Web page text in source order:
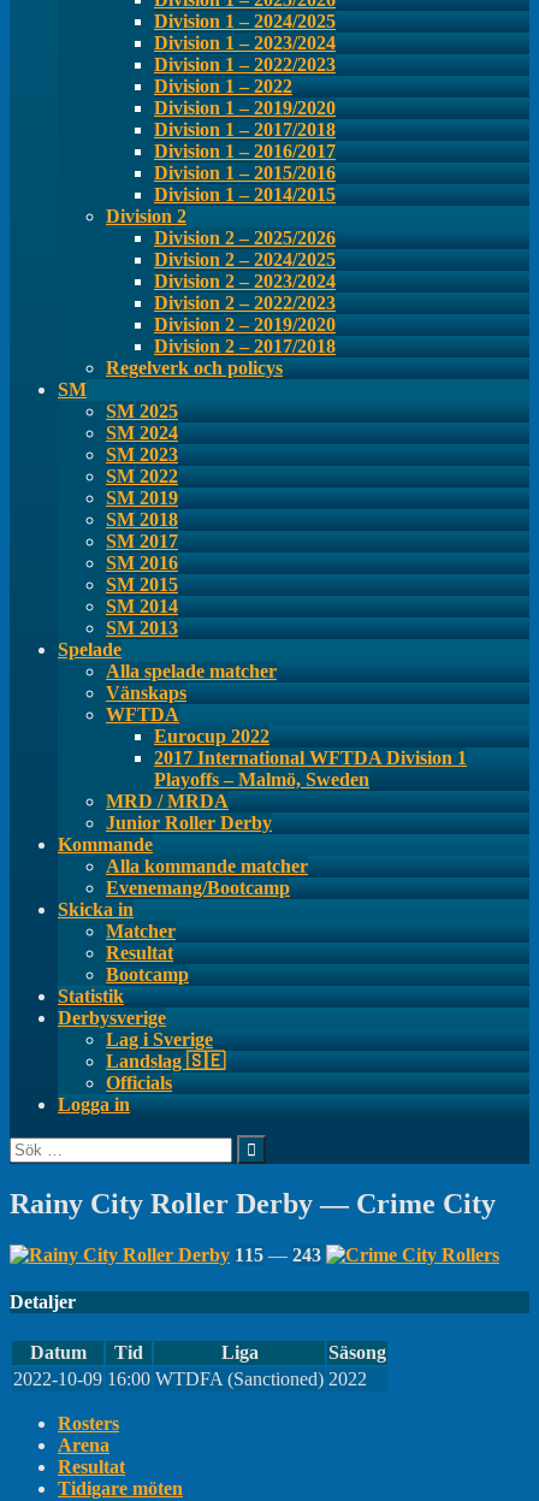
Division 1 – 2024/2025
Division 1 – 2023/2024
Division 1 – 2022/2023
Division 1 – 2022
Division 1 – 2019/2020
Division 1 – 2017/2018
Division 1 – 2016/2017
Division 1 – 2015/2016
Division 1 – 2014/2015
Division 2
Division 2 – 2025/2026
Division 2 – 2024/2025
Division 2 – 2023/2024
Division 2 – 2022/2023
Division 2 – 2019/2020
Division 2 – 2017/2018
Regelverk och policys
SM
SM 2025
SM 2024
SM 2023
SM 2022
SM 2019
SM 2018
SM 2017
SM 2016
SM 2015
SM 2014
SM 2013
Spelade
Alla spelade matcher
Vänskaps
WFTDA
Eurocup 2022
2017 International WFTDA Division 1
Playoffs – Malmö, Sweden
MRD / MRDA
Junior Roller Derby
Kommande
Alla kommande matcher
Evenemang/Bootcamp
Skicka in
Matcher
Resultat
Bootcamp
Statistik
Derbysverige
Lag i Sverige
Landslag 🇸🇪
Officials
Logga in
Sök
efter:
Rainy City Roller Derby — Crime City
115 — 243
Detaljer
Datum Tid Liga
Säsong
2022-10-09 16:00 WTDFA (Sanctioned) 2022
Rosters
Arena
Resultat
Tidigare möten